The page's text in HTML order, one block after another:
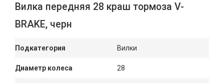
Вилка передняя 28 краш тормоза V-
BRAKE, черн
Подкатегория Вилки
Диаметр колеса 28